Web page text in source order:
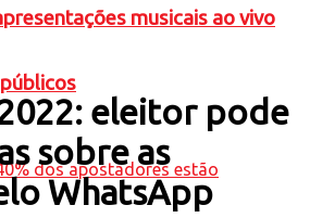
musicais ao vivo
2022: eleitor pode
sobre as
WhatsApp